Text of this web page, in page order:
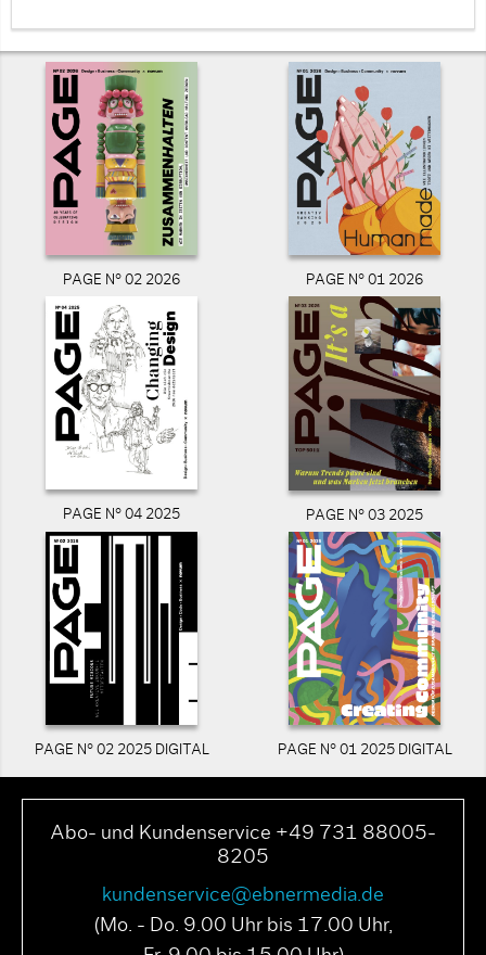
PAGE N° 02 2026 PAGE N° 01 2026
PAGE N° 04 2025 PAGE N° 03 2025
PAGE N° 02 2025 DIGITAL PAGE N° 01 2025 DIGITAL
Abo- und Kundenservice +49 731 88005-
8205
kundenservice@ebnermedia.de
(Mo. - Do. 9.00 Uhr bis 17.00 Uhr,